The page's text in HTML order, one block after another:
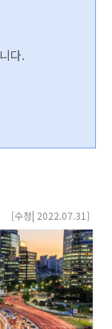
다.
[수정| 2022.07.31 ]